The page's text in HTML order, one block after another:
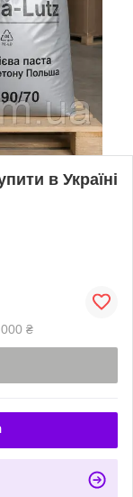
в Україні
₴